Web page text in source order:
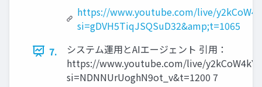
https://www.youtube.com/live/
si=gDVH5TiqJSQSuD32&amp;t=1065
7.
システム運用とAIエージェント 引用：
https://www.youtube.com/live/
si=NDNNUrUoghN9ot_v&t=1200 7